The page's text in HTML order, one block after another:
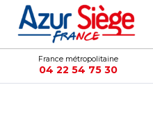
France métropolitaine
04 22 54 75 30
Panneau de gestion des cookies